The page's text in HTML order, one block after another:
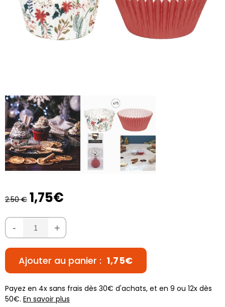
2.50 € 1,75€
- +
Ajouter au panier : 1,75€
Payez en 4x sans frais dès 30€ d'achats, et en 9 ou 12x dès
50€. En savoir plus